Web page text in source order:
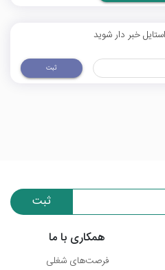
خبر دار شوید
ثبت
ثبت
همکاری با ما
فرصت‌های شغلی